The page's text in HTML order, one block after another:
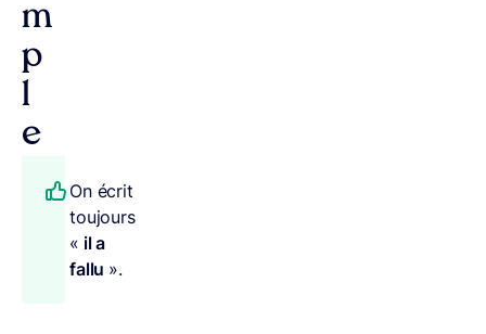
m
p
l
e
On écrit
toujours
« il a
fallu ».